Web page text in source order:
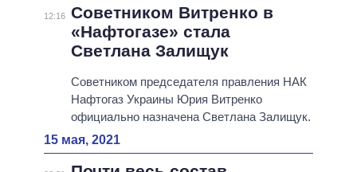
12:16 Советником Витренко в
«Нафтогазе» стала
Светлана Залищук
Советником председателя правления НАК
Нафтогаз Украины Юрия Витренко
официально назначена Светлана Залищук.
15 мая, 2021